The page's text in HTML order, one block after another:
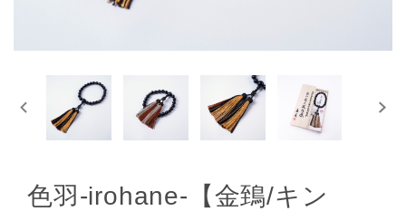
色羽-irohane-【金鵄/キン